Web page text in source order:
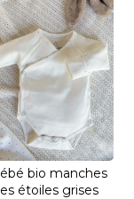
bio manches
étoiles grises